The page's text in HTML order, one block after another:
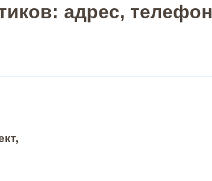
адрес, телефон